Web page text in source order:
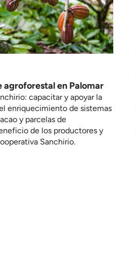
agroforestal en Palomar
capacitar y apoyar la
enriquecimiento de sistemas
y parcelas de
de los productores y
Sanchirio.